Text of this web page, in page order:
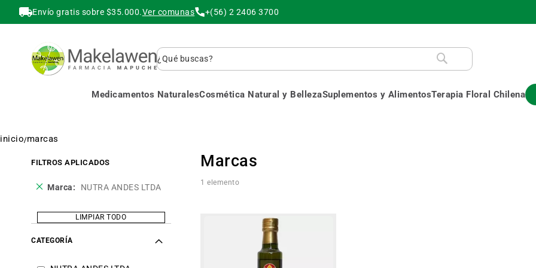
Envío gratis sobre $35.000.Ver comunas +(56) 2 2406 3700
Buscar
Medicamentos NaturalesCosmética Natural y BellezaSuplementos y AlimentosTerapia Floral Chilena
inicio marcas
Marcas
1 elemento
FILTROS APLICADOS
Marca NUTRA ANDES LTDA
Eliminar
producto
LIMPIAR TODO
CATEGORÍA